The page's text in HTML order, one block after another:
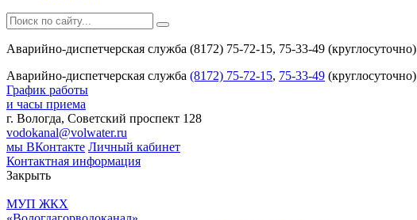
Аварийно-диспетчерская служба (8172) 75-72-15, 75-33-49 (круглосуточно)
Аварийно-диспетчерская служба (8172) 75-72-15, 75-33-49 (круглосуточно)
График работы
и часы приема
г. Вологда, Советский проспект 128
vodokanal@volwater.ru
мы ВКонтакте Личный кабинет
Контактная информация
Закрыть
МУП ЖКХ